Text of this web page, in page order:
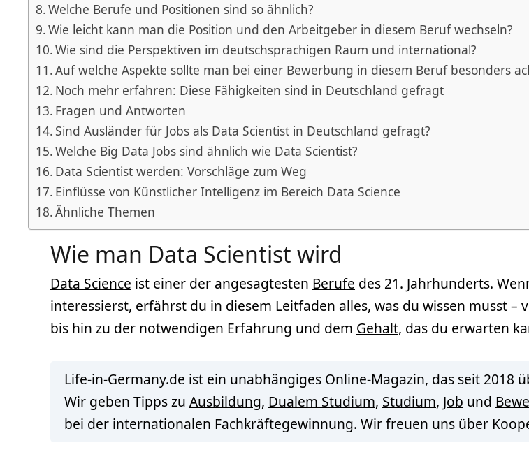
Welche Berufe und Positionen sind so ähnlich?
Wie leicht kann man die Position und den Arbeitgeber in diesem Beruf wechseln?
Wie sind die Perspektiven im deutschsprachigen Raum und international?
Auf welche Aspekte sollte man bei einer Bewerbung in diesem Beruf besonders
Noch mehr erfahren: Diese Fähigkeiten sind in Deutschland gefragt
Fragen und Antworten
Sind Ausländer für Jobs als Data Scientist in Deutschland gefragt?
Welche Big Data Jobs sind ähnlich wie Data Scientist?
Data Scientist werden: Vorschläge zum Weg
Einflüsse von Künstlicher Intelligenz im Bereich Data Science
Ähnliche Themen
Wie man Data Scientist wird
Data Science ist einer der angesagtesten Berufe des 21. Jahrhunderts.
interessierst, erfährst du in diesem Leitfaden alles, was du wissen musst
bis hin zu der notwendigen Erfahrung und dem Gehalt, das du erwarten
Life-in-Germany.de ist ein unabhängiges Online-Magazin, das seit
Wir geben Tipps zu Ausbildung, Dualem Studium, Studium, Job und
bei der internationalen Fachkräftegewinnung. Wir freuen uns über